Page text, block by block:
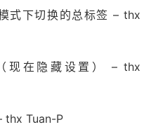
式下切换的总标签 – thx
现在隐藏设置） – thx
thx Tuan-P